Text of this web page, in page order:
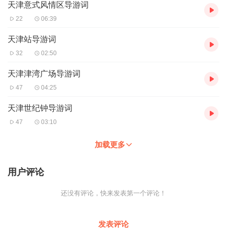
天津意式风情区导游词
22 06:39
天津站导游词
32 02:50
天津津湾广场导游词
47 04:25
天津世纪钟导游词
47 03:10
加载更多
用户评论
还没有评论，快来发表第一个评论！
发表评论